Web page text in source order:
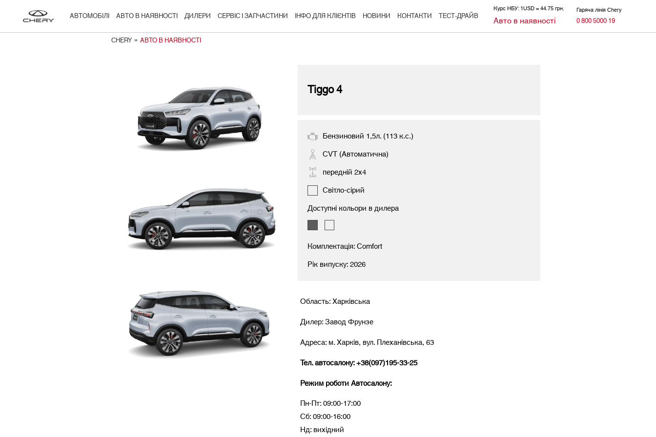
АВТОМОБІЛІ АВТО В НАЯВНОСТІ ДИЛЕРИ СЕРВІС І ЗАПЧАСТИНИ ІНФО ДЛЯ КЛІЄНТІВ НОВИНИ КОНТАКТИ ТЕСТ-ДРАЙВ
Курс НБУ: 1USD = 44.75 грн.
Авто в наявності
Гаряча лінія Chery
0 800 5000 19
CHERY»АВТО В НАЯВНОСТІ
Tiggo 4
Бензиновий 1,5л. (113 к.с.)
CVT (Автоматична)
передній 2х4
Світло-сірий
Доступні кольори в дилера
Комплектація: Comfort
Рік випуску: 2026
Область: Харківська
Дилер: Завод Фрунзе
Адреса: м. Харків, вул. Плеханівська, 63
Тел. автосалону: +38(097)195-33-25
Режим роботи Автосалону:
Пн-Пт: 09:00-17:00
Сб: 09:00-16:00
Нд: вихідний